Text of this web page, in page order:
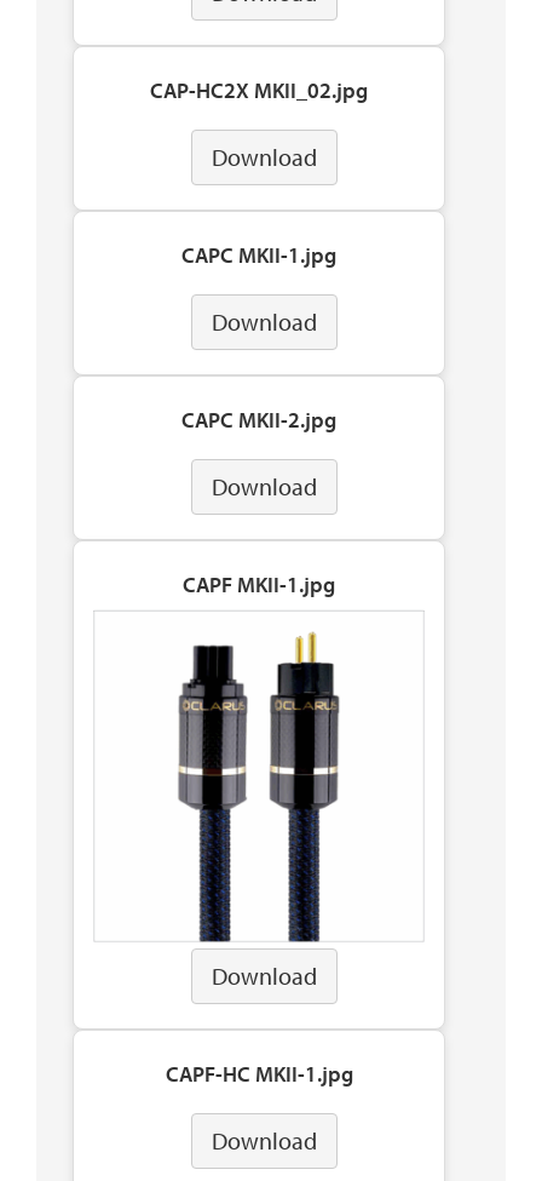
CAP-HC2X MKII_02.jpg
Download
CAPC MKII-1.jpg
Download
CAPC MKII-2.jpg
Download
CAPF MKII-1.jpg
Download
CAPF-HC MKII-1.jpg
Download